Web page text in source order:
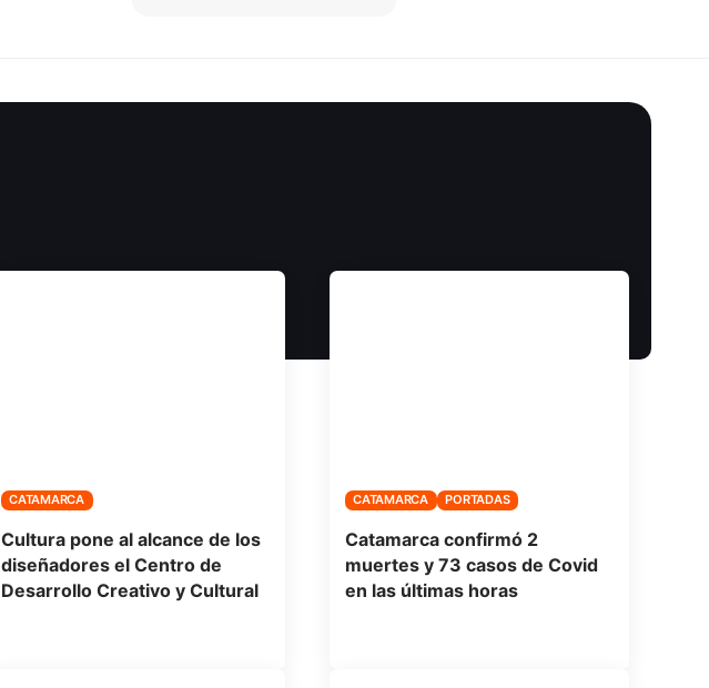
CATAMARCA
Cultura pone al alcance de los
diseñadores el Centro de
Desarrollo Creativo y Cultural
CATAMARCA PORTADAS
Catamarca confirmó 2
muertes y 73 casos de Covid
en las últimas horas